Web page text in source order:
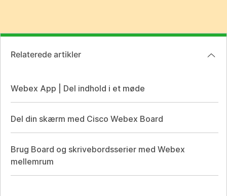
Relaterede artikler
Webex App | Del indhold i et møde
Del din skærm med Cisco Webex Board
Brug Board og skrivebordsserier med Webex
mellemrum